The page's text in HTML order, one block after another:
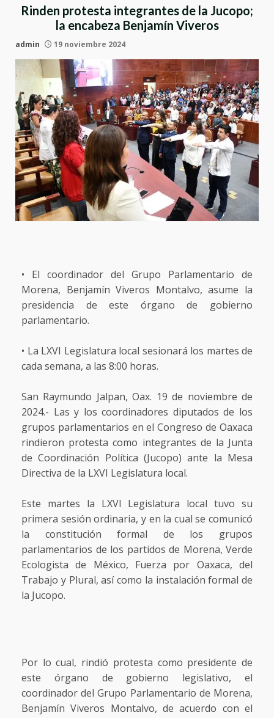
Rinden protesta integrantes de la Jucopo;
la encabeza Benjamín Viveros
admin 19 noviembre 2024
• El coordinador del Grupo Parlamentario de
Morena, Benjamín Viveros Montalvo, asume la
presidencia de este órgano de gobierno
parlamentario.
• La LXVI Legislatura local sesionará los martes de
cada semana, a las 8:00 horas.
San Raymundo Jalpan, Oax. 19 de noviembre de
2024.- Las y los coordinadores diputados de los
grupos parlamentarios en el Congreso de Oaxaca
rindieron protesta como integrantes de la Junta
de Coordinación Política (Jucopo) ante la Mesa
Directiva de la LXVI Legislatura local.
Este martes la LXVI Legislatura local tuvo su
primera sesión ordinaria, y en la cual se comunicó
la constitución formal de los grupos
parlamentarios de los partidos de Morena, Verde
Ecologista de México, Fuerza por Oaxaca, del
Trabajo y Plural, así como la instalación formal de
la Jucopo.
Por lo cual, rindió protesta como presidente de
este órgano de gobierno legislativo, el
coordinador del Grupo Parlamentario de Morena,
Benjamín Viveros Montalvo, de acuerdo con el